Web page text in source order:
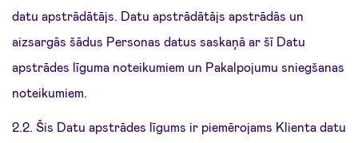
datu apstrādātājs. Datu apstrādātājs apstrādās un
aizsargās šādus Personas datus saskaņā ar šī Datu
apstrādes līguma noteikumiem un Pakalpojumu sniegšanas
noteikumiem.
2.2. Šis Datu apstrādes līgums ir piemērojams Klienta datu